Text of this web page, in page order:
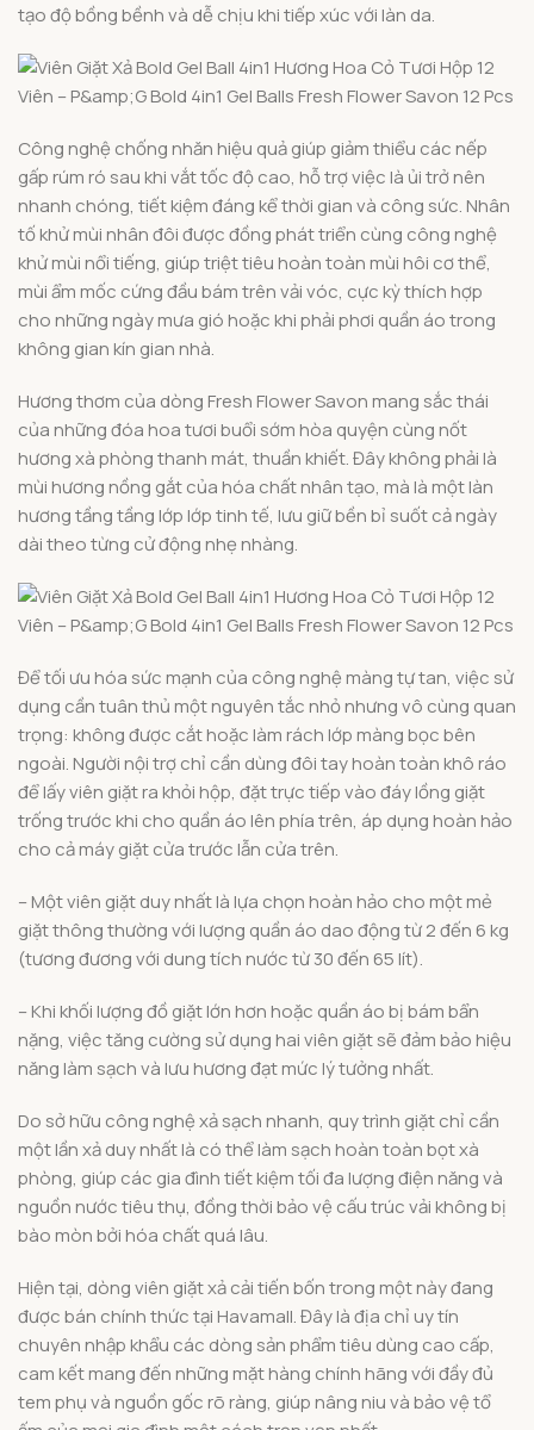
tạo độ bồng bềnh và dễ chịu khi tiếp xúc với làn da.
Công nghệ chống nhăn hiệu quả giúp giảm thiểu các nếp
gấp rúm ró sau khi vắt tốc độ cao, hỗ trợ việc là ủi trở nên
nhanh chóng, tiết kiệm đáng kể thời gian và công sức. Nhân
tố khử mùi nhân đôi được đồng phát triển cùng công nghệ
khử mùi nổi tiếng, giúp triệt tiêu hoàn toàn mùi hôi cơ thể,
mùi ẩm mốc cứng đầu bám trên vải vóc, cực kỳ thích hợp
cho những ngày mưa gió hoặc khi phải phơi quần áo trong
không gian kín gian nhà.
Hương thơm của dòng Fresh Flower Savon mang sắc thái
của những đóa hoa tươi buổi sớm hòa quyện cùng nốt
hương xà phòng thanh mát, thuần khiết. Đây không phải là
mùi hương nồng gắt của hóa chất nhân tạo, mà là một làn
hương tầng tầng lớp lớp tinh tế, lưu giữ bền bỉ suốt cả ngày
dài theo từng cử động nhẹ nhàng.
Để tối ưu hóa sức mạnh của công nghệ màng tự tan, việc sử
dụng cần tuân thủ một nguyên tắc nhỏ nhưng vô cùng quan
trọng: không được cắt hoặc làm rách lớp màng bọc bên
ngoài. Người nội trợ chỉ cần dùng đôi tay hoàn toàn khô ráo
để lấy viên giặt ra khỏi hộp, đặt trực tiếp vào đáy lồng giặt
trống trước khi cho quần áo lên phía trên, áp dụng hoàn hảo
cho cả máy giặt cửa trước lẫn cửa trên.
– Một viên giặt duy nhất là lựa chọn hoàn hảo cho một mẻ
giặt thông thường với lượng quần áo dao động từ 2 đến 6 kg
(tương đương với dung tích nước từ 30 đến 65 lít).
– Khi khối lượng đồ giặt lớn hơn hoặc quần áo bị bám bẩn
nặng, việc tăng cường sử dụng hai viên giặt sẽ đảm bảo hiệu
năng làm sạch và lưu hương đạt mức lý tưởng nhất.
Do sở hữu công nghệ xả sạch nhanh, quy trình giặt chỉ cần
một lần xả duy nhất là có thể làm sạch hoàn toàn bọt xà
phòng, giúp các gia đình tiết kiệm tối đa lượng điện năng và
nguồn nước tiêu thụ, đồng thời bảo vệ cấu trúc vải không bị
bào mòn bởi hóa chất quá lâu.
Hiện tại, dòng viên giặt xả cải tiến bốn trong một này đang
được bán chính thức tại Havamall. Đây là địa chỉ uy tín
chuyên nhập khẩu các dòng sản phẩm tiêu dùng cao cấp,
cam kết mang đến những mặt hàng chính hãng với đầy đủ
tem phụ và nguồn gốc rõ ràng, giúp nâng niu và bảo vệ tổ